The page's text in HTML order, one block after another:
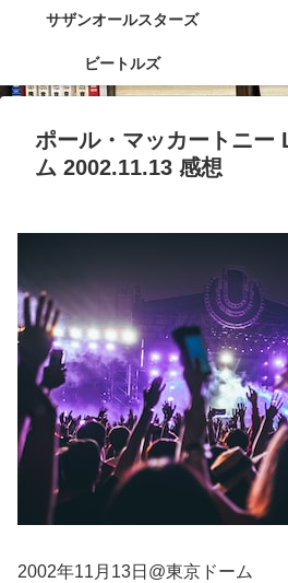
サザンオールスターズ
ビートルズ
ポール・マッカートニー
ム 2002.11.13 感想
2002年11月13日@東京ドーム